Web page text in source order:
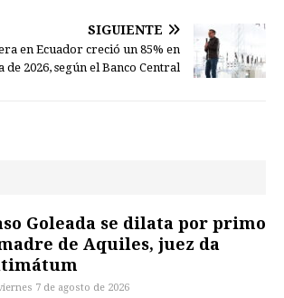
SIGUIENTE
en Ecuador creció un 85% en
de 2026, según el Banco Central
Goleada se dilata por primo
de Aquiles, juez da
7 de agosto de 2026